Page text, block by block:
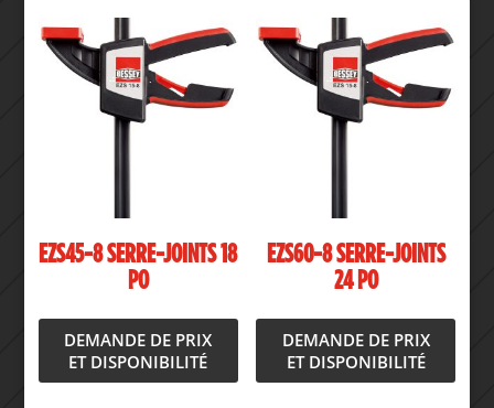
EZS45-8 SERRE-JOINTS 18
PO
DEMANDE DE PRIX
ET DISPONIBILITÉ
EZS60-8 SERRE-JOINTS
24 PO
DEMANDE DE PRIX
ET DISPONIBILITÉ